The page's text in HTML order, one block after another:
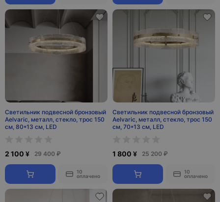
Светильник подвесной бронзовый
Aelvaric, металл, стекло, трос 150
см, 80*13 см, LED
2 100 ¥ 29 400 ₽
10
оплачено
Светильник подвесной бронзовый
Aelvaric, металл, стекло, трос 150
см, 70*13 см, LED
1 800 ¥ 25 200 ₽
10
оплачено